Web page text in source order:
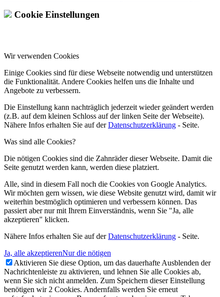
Cookie Einstellungen
Wir verwenden Cookies
Einige Cookies sind für diese Webseite notwendig und unterstützen
die Funktionalität. Andere Cookies helfen uns die Inhalte und
Angebote zu verbessern.
Die Einstellung kann nachträglich jederzeit wieder geändert werden
(z.B. auf dem kleinen Schloss auf der linken Seite der Webseite).
Nähere Infos erhalten Sie auf derDatenschutzerklärung - Seite.
Was sind alle Cookies?
Die nötigen Cookies sind die Zahnräder dieser Webseite. Damit die
Seite genutzt werden kann, werden diese platziert.
Alle, sind in diesem Fall noch die Cookies von Google Analytics.
Wir möchten gern wissen, wie diese Website genutzt wird, damit wir
weiterhin bestmöglich optimieren und verbessern können. Das
passiert aber nur mit Ihrem Einverständnis, wenn Sie "Ja, alle
akzeptieren" klicken.
Nähere Infos erhalten Sie auf derDatenschutzerklärung - Seite.
Ja, alle akzeptierenNur die nötigen
Aktivieren Sie diese Option, um das dauerhafte Ausblenden der
Nachrichtenleiste zu aktivieren, und lehnen Sie alle Cookies ab,
wenn Sie sich nicht anmelden. Zum Speichern dieser Einstellung
benötigen wir 2 Cookies. Andernfalls werden Sie erneut